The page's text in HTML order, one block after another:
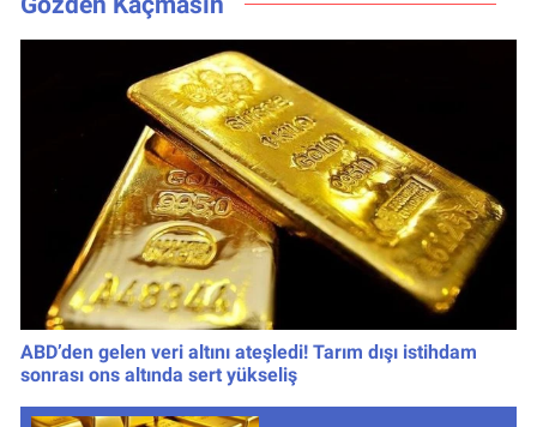
İzlenir?
ABD’den gelen veri altını ateşledi! Tarım dışı istihdam
sonrası ons altında sert yükseliş